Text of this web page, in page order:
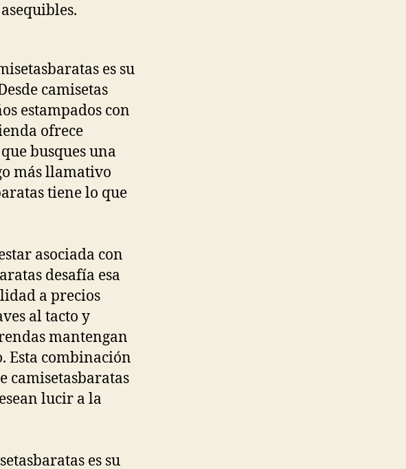
es su
camisetas
estampados con
ofrece
busques una
más llamativo
tiene lo que
asociada con
desafía esa
a precios
al tacto y
mantengan
Esta combinación
camisetasbaratas
lucir a la
es su